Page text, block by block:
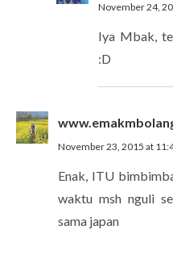
November 24,
Iya Mbak,
:D
November 23, 2015 at
Enak, ITU
waktu msh nguli
sama japan